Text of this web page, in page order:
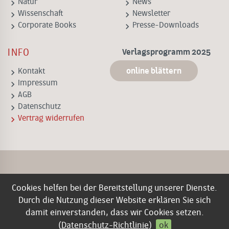
Cookies helfen bei der Bereitstellung unserer Dienste.
Durch die Nutzung dieser Website erklären Sie sich
damit einverstanden, dass wir Cookies setzen.
( Datenschutz-Richtlinie) ok
keyboard_arrow_right Natur
keyboard_arrow_right Wissenschaft
keyboard_arrow_right Corporate Books
keyboard_arrow_right News
keyboard_arrow_right Newsletter
keyboard_arrow_right Presse-Downloads
INFO
keyboard_arrow_right Kontakt
keyboard_arrow_right Impressum
keyboard_arrow_right AGB
keyboard_arrow_right Datenschutz
keyboard_arrow_right Vertrag widerrufen
Verlagsprogramm 2025
online blättern